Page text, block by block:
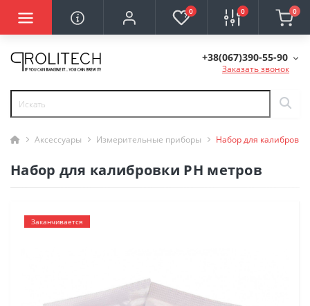
0 0 0
+38(067)390-55-90
Заказать звонок
Аксессуары Измерительные приборы Набор для
Набор для калибровки РН метров
Заканчивается